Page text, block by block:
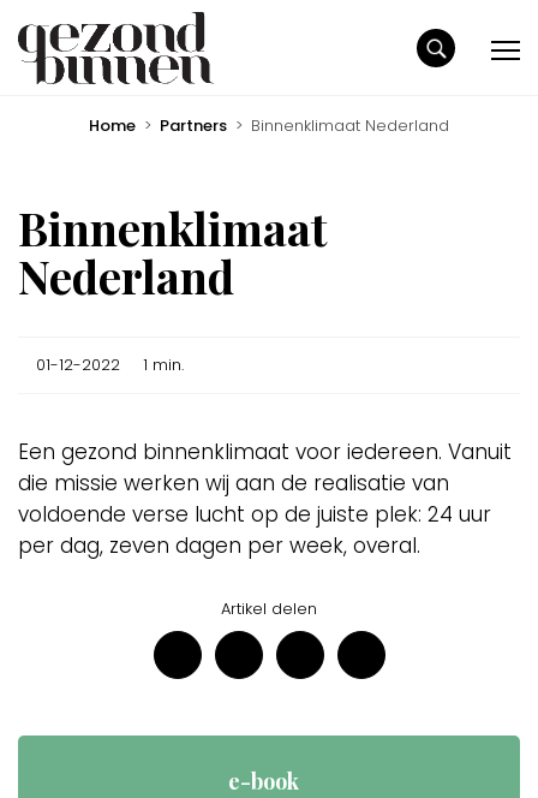
Home > Partners > Binnenklimaat Nederland
Binnenklimaat
Nederland
01-12-2022 1 min.
Een gezond binnenklimaat voor iedereen. Vanuit
die missie werken wij aan de realisatie van
voldoende verse lucht op de juiste plek: 24 uur
per dag, zeven dagen per week, overal.
Artikel delen
e-book